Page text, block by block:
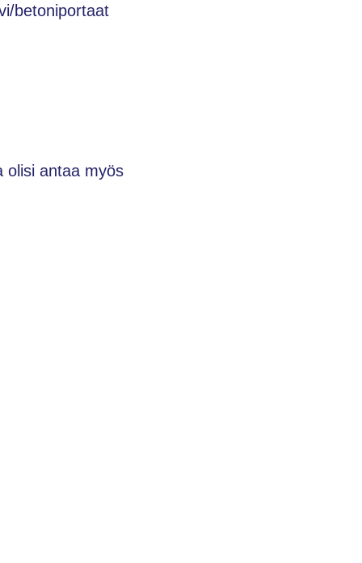
betoniportaat
olisi antaa myös